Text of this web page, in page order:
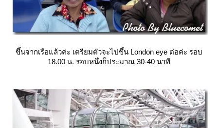
ขึ้นจากเรือแล้วค่ะ เตรียมตัวจะไปขึ้น London eye ต่อค่ะ รอบ
18.00 น. รอบหนึ่งก็ประมาณ 30-40 นาที